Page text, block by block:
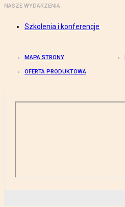
NASZE WYDARZENIA
Szkolenia i konferencje
MAPA STRONY
OFERTA PRODUKTOWA